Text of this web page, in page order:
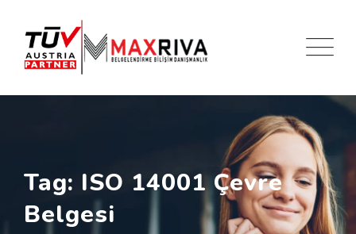
content
Tag: ISO 14001 Çevre
Belgesi